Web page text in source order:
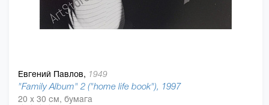
Евгений Павлов, 1949
"Family Album" 2 ("home life book"), 1997
20 x 30 см, бумага